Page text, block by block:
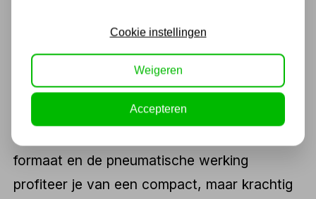
pneumatische stiftslijper. Een stiftslijper staat
bekend als een kleine, compacte
schuurmachine die ideaal gebruikt kan
worden voor het slijpen van moeilijk
formaat en de pneumatische werking
profiteer je van een compact, maar krachtig
Cookie instellingen
Weigeren
Accepteren